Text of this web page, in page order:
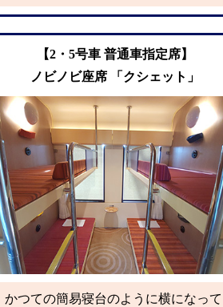
【2・5号車 普通車指定席】
ノビノビ座席 「クシェット」
かつての簡易寝台のように横になって